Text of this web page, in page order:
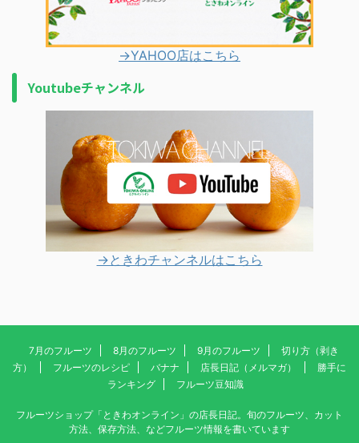
→YAHOO店はこちら
Youtubeチャンネル
→ときわチャンネルはこちら
7月のフルーツ 8月のフルーツ 9月のフルーツ
切り方（剥き
方）
フルーツのレシピ バナナ 店長日記（メルマガ）
勝手に
ランキング
フルーツ豆知識
フルーツショップ「ときわオンライン」の店長日記。旬のフルーツ、カット
方法、保存方法、などフルーツ情報を書いています